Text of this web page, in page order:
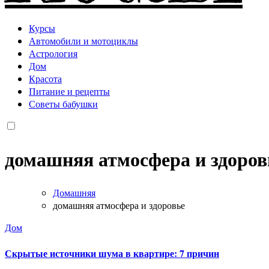
Курсы
Автомобили и мотоциклы
Астрология
Дом
Красота
Питание и рецепты
Советы бабушки
домашняя атмосфера и
Домашняя
домашняя атмосфера и здоровье
Дом
Скрытые источники шума в квартире: 7 причин